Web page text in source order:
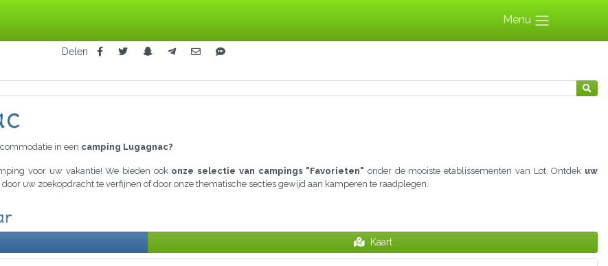
Menu
Delen
in een camping Lugagnac?
voor uw vakantie! We bieden ook onze selectie van campings "Favorieten" onder de mooiste etablissementen van Lot. Ontdek uw
uw zoekopdracht te verfijnen of door onze thematische secties gewijd aan kamperen te raadplegen.
Kaart